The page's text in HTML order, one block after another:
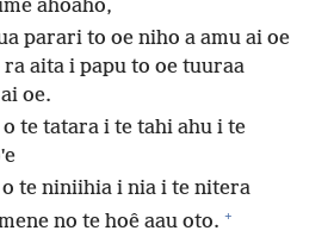
ahoaho,
parari to oe niho a amu ai oe
ra aita i papu to oe tuuraa
oe.
te tatara i te tahi ahu i te
te niniihia i nia i te nitera
no te hoê aau oto. +